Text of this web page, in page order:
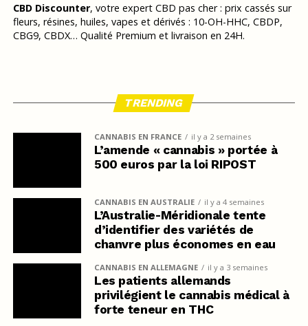
CBD Discounter, votre expert CBD pas cher : prix cassés sur
fleurs, résines, huiles, vapes et dérivés : 10-OH-HHC, CBDP,
CBG9, CBDX… Qualité Premium et livraison en 24H.
TRENDING
CANNABIS EN FRANCE il y a 2 semaines
L’amende « cannabis » portée à
500 euros par la loi RIPOST
CANNABIS EN AUSTRALIE il y a 4 semaines
L’Australie-Méridionale tente
d’identifier des variétés de
chanvre plus économes en eau
CANNABIS EN ALLEMAGNE il y a 3 semaines
Les patients allemands
privilégient le cannabis médical à
forte teneur en THC